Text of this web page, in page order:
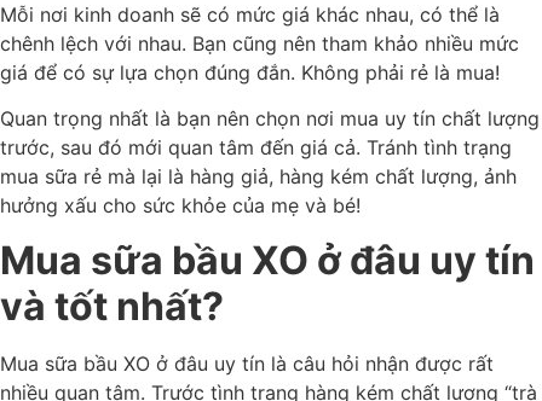
Mỗi nơi kinh doanh sẽ có mức giá khác nhau, có thể là
chênh lệch với nhau. Bạn cũng nên tham khảo nhiều mức
giá để có sự lựa chọn đúng đắn. Không phải rẻ là mua!
Quan trọng nhất là bạn nên chọn nơi mua uy tín chất lượng
trước, sau đó mới quan tâm đến giá cả. Tránh tình trạng
mua sữa rẻ mà lại là hàng giả, hàng kém chất lượng, ảnh
hưởng xấu cho sức khỏe của mẹ và bé!
Mua sữa bầu XO ở đâu uy tín
và tốt nhất?
Mua sữa bầu XO ở đâu uy tín là câu hỏi nhận được rất
nhiều quan tâm. Trước tình trạng hàng kém chất lượng “trà